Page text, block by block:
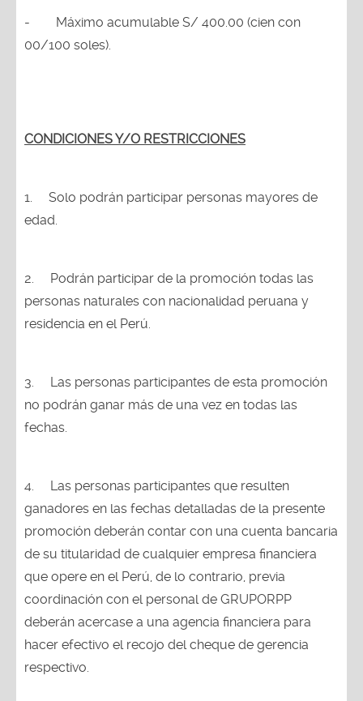
- Máximo acumulable S/ 400.00 (cien con
00/100 soles).
CONDICIONES Y/O RESTRICCIONES
1. Solo podrán participar personas mayores de
edad.
2. Podrán participar de la promoción todas las
personas naturales con nacionalidad peruana y
residencia en el Perú.
3. Las personas participantes de esta promoción
no podrán ganar más de una vez en todas las
fechas.
4. Las personas participantes que resulten
ganadores en las fechas detalladas de la presente
promoción deberán contar con una cuenta bancaria
de su titularidad de cualquier empresa financiera
que opere en el Perú, de lo contrario, previa
coordinación con el personal de GRUPORPP
deberán acercase a una agencia financiera para
hacer efectivo el recojo del cheque de gerencia
respectivo.